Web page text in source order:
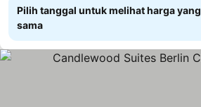
Pilih tanggal untuk melihat harga yang
sama